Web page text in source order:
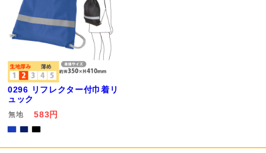
0296 リフレクター付巾着リ
ュック
無地 583円